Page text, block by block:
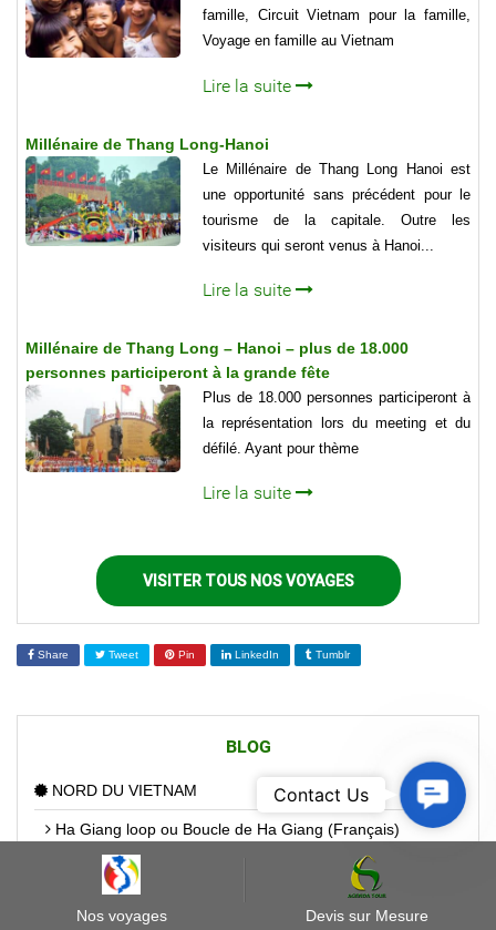
famille, Circuit Vietnam pour la famille,
Voyage en famille au Vietnam
Lire la suite
Millénaire de Thang Long-Hanoi
Le Millénaire de Thang Long Hanoi est
une opportunité sans précédent pour le
tourisme de la capitale. Outre les
visiteurs qui seront venus à Hanoi...
Lire la suite
Millénaire de Thang Long – Hanoi – plus de 18.000
personnes participeront à la grande fête
Plus de 18.000 personnes participeront à
la représentation lors du meeting et du
défilé. Ayant pour thème
Lire la suite
VISITER TOUS NOS VOYAGES
Share Tweet Pin LinkedIn Tumblr
BLOG
NORD DU VIETNAM
Ha Giang loop ou Boucle de Ha Giang (Français)
Hanoi (Capitale)
Quang Ninh
Nos voyages Devis sur Mesure
Contact
Contact Us